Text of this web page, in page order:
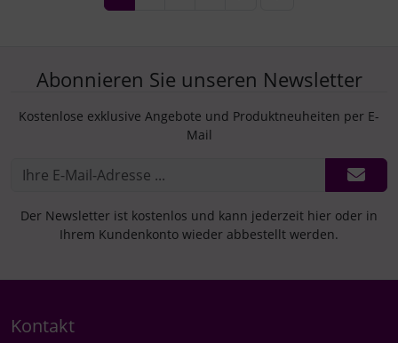
Abonnieren Sie unseren Newsletter
Kostenlose exklusive Angebote und Produktneuheiten per E-
Mail
Der Newsletter ist kostenlos und kann jederzeit hier oder in
Ihrem Kundenkonto wieder abbestellt werden.
Kontakt